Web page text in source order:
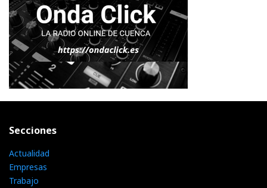
Secciones
Actualidad
Empresas
Trabajo